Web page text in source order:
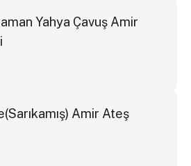
Yahya Çavuş Amir
Amir Ateş